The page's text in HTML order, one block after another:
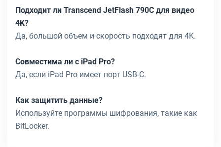
Подходит ли Transcend JetFlash 790C для видео
4K?
Да, большой объем и скорость подходят для 4K.
Совместима ли с iPad Pro?
Да, если iPad Pro имеет порт USB-C.
Как защитить данные?
Используйте программы шифрования, такие как
BitLocker.